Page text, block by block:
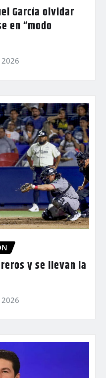
García olvidar
en “modo
2026
y se llevan la
2026